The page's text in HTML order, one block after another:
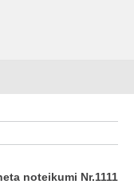
noteikumi Nr.1111